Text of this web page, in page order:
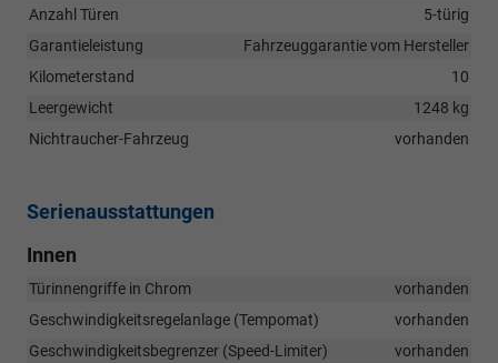
Anzahl Türen
5-türig
Garantieleistung
Fahrzeuggarantie vom Hersteller
Kilometerstand
10
Leergewicht
1248 kg
Nichtraucher-Fahrzeug
vorhanden
Serienausstattungen
Innen
Türinnengriffe in Chrom
vorhanden
Geschwindigkeitsregelanlage (Tempomat)
vorhanden
Geschwindigkeitsbegrenzer (Speed-Limiter)
vorhanden